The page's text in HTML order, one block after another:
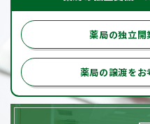
薬局の独立開
薬局の譲渡を